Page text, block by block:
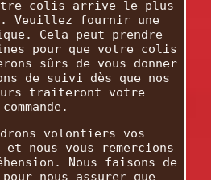
colis arrive le plus
Veuillez fournir une
Cela peut prendre
pour que votre colis
sûrs de vous donner
de suivi dès que nos
traiteront votre
commande.
volontiers vos
et nous vous remercions
Nous faisons de
nous assurer que